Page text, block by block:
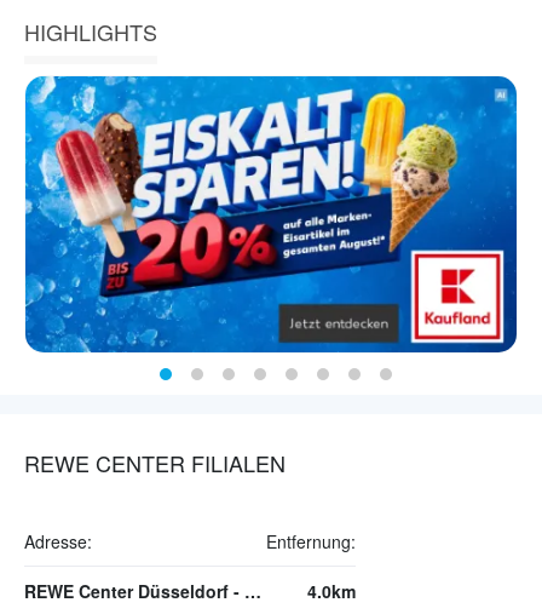
HIGHLIGHTS
REWE CENTER FILIALEN
Adresse: Entfernung:
REWE Center Düsseldorf - Heerdt 4.0km